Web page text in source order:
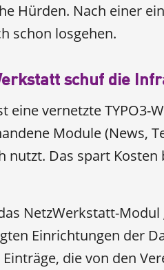
Hürden. Nach einer
schon losgehen.
schuf die
eine vernetzte
Module (News,
nutzt. Das spart
NetzWerkstatt-Modul
Einrichtungen der
Einträge, die von den